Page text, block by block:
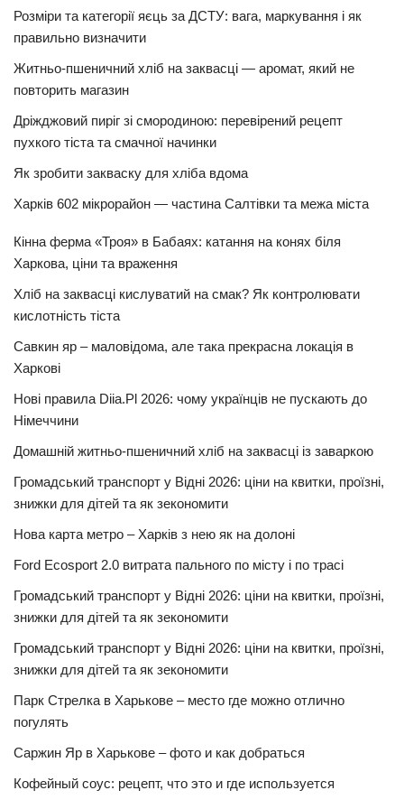
Розміри та категорії яєць за ДСТУ: вага, маркування і як
правильно визначити
Житньо-пшеничний хліб на заквасці — аромат, який не
повторить магазин
Дріжджовий пиріг зі смородиною: перевірений рецепт
пухкого тіста та смачної начинки
Як зробити закваску для хліба вдома
Харків 602 мікрорайон — частина Салтівки та межа міста
Кінна ферма «Троя» в Бабаях: катання на конях біля
Харкова, ціни та враження
Хліб на заквасці кислуватий на смак? Як контролювати
кислотність тіста
Савкин яр – маловідома, але така прекрасна локація в
Харкові
Нові правила Diia.Pl 2026: чому українців не пускають до
Німеччини
Домашній житньо-пшеничний хліб на заквасці із заваркою
Громадський транспорт у Відні 2026: ціни на квитки, проїзні,
знижки для дітей та як зекономити
Нова карта метро – Харків з нею як на долоні
Ford Ecosport 2.0 витрата пального по місту і по трасі
Громадський транспорт у Відні 2026: ціни на квитки, проїзні,
знижки для дітей та як зекономити
Громадський транспорт у Відні 2026: ціни на квитки, проїзні,
знижки для дітей та як зекономити
Парк Стрелка в Харькове – место где можно отлично
погулять
Саржин Яр в Харькове – фото и как добраться
Кофейный соус: рецепт, что это и где используется